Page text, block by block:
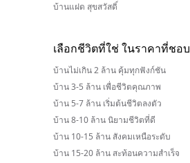
บ้านแฝด สุขสวัสดิ์
เลือกชีวิตที่ใช่ ในราคาที่ชอบ
บ้านไม่เกิน 2 ล้าน คุ้มทุกฟังก์ชัน
บ้าน 3-5 ล้าน เพื่อชีวิตคุณภาพ
บ้าน 5-7 ล้าน เริ่มต้นชีวิตลงตัว
บ้าน 8-10 ล้าน นิยามชีวิตที่ดี
บ้าน 10-15 ล้าน สังคมเหนือระดับ
บ้าน 15-20 ล้าน สะท้อนความสำเร็จ